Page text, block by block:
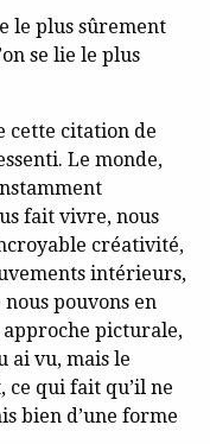
le plus sûrement
se lie le plus
cette citation de
Le monde,
fait vivre, nous
créativité,
intérieurs,
pouvons en
picturale,
ai vu, mais le
ce qui fait qu’il ne
bien d’une forme